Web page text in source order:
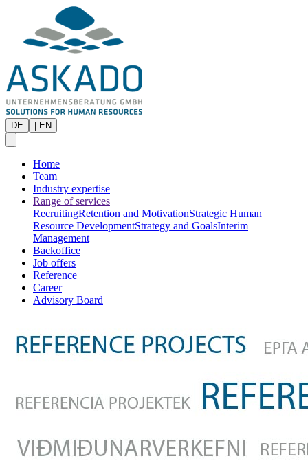
DE EN
Home
Team
Industry expertise
Range of services
RecruitingRetention and MotivationStrategic Human
Resource DevelopmentStrategy and GoalsInterim
Management
Backoffice
Job offers
Reference
Career
Advisory Board